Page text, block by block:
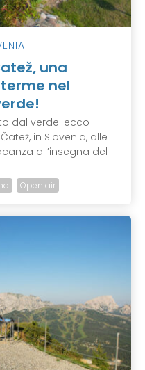
una
nel
dal verde: ecco
in Slovenia, alle
all’insegna del
Open air